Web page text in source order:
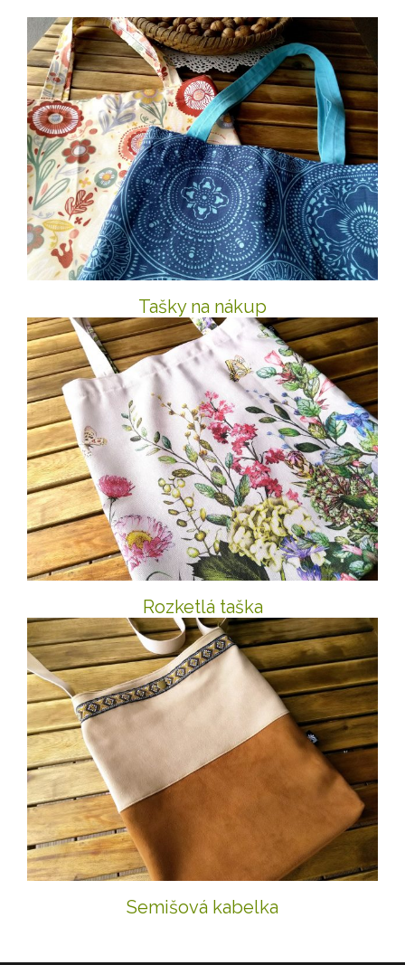
Tašky na nákup
Rozketlá taška
Semišová kabelka